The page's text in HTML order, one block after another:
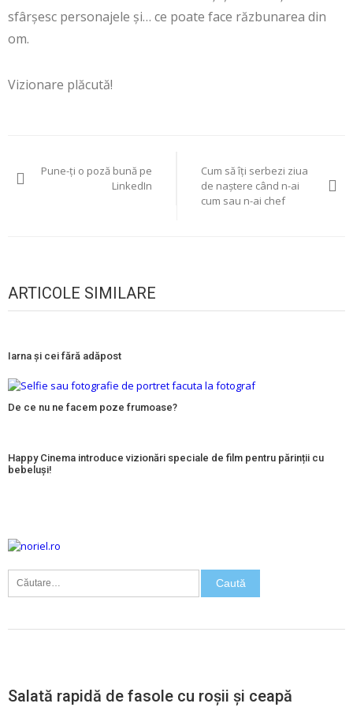
sfârșesc personajele și… ce poate face răzbunarea din
om.
Vizionare plăcută!
în
Pune-ți o poză bună pe
LinkedIn
Cum să îți serbezi ziua
de naștere când n-ai
cum sau n-ai chef
ARTICOLE SIMILARE
Iarna și cei fără adăpost
De ce nu ne facem poze frumoase?
Happy Cinema introduce vizionări speciale de film pentru părinții cu
bebeluși!
Caută
după:
Salată rapidă de fasole cu roșii și ceapă